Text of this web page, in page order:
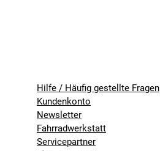
Hilfe / Häufig gestellte Fragen
Kundenkonto
Newsletter
Fahrradwerkstatt
Servicepartner